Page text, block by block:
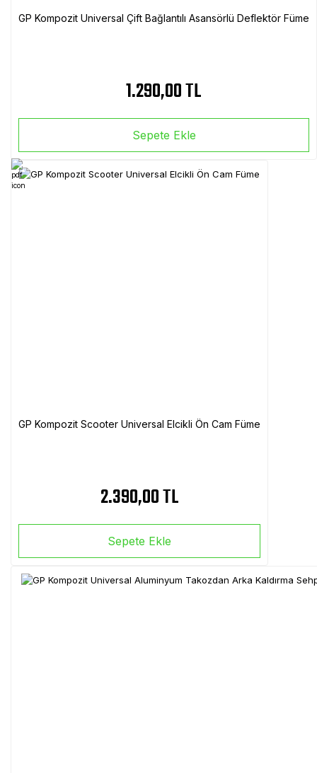
GP Kompozit Universal Çift Bağlantılı Asansörlü Deflektör Füme
1.290,00 TL
Sepete Ekle
GP Kompozit Scooter Universal Elcikli Ön Cam Füme
2.390,00 TL
Sepete Ekle